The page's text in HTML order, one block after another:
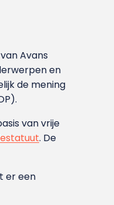
Avans
en
de mening
van vrije
. De
er een